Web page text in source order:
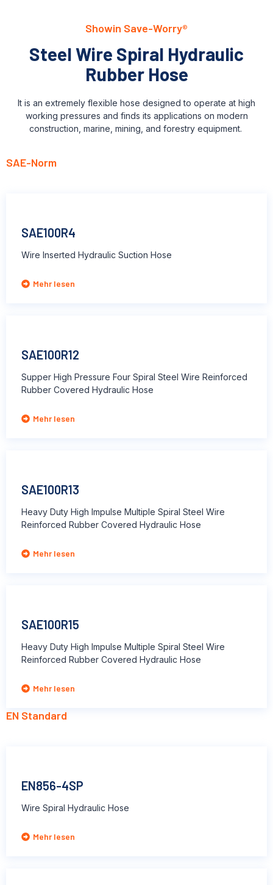
Showin Save-Worry®
Steel Wire Spiral Hydraulic
Rubber Hose
It is an extremely flexible hose designed to operate at high
working pressures and finds its applications on modern
construction, marine, mining, and forestry equipment.
SAE-Norm
SAE100R4
Wire Inserted Hydraulic Suction Hose
Mehr lesen
SAE100R12
Supper High Pressure Four Spiral Steel Wire Reinforced
Rubber Covered Hydraulic Hose
Mehr lesen
SAE100R13
Heavy Duty High Impulse Multiple Spiral Steel Wire
Reinforced Rubber Covered Hydraulic Hose
Mehr lesen
SAE100R15
Heavy Duty High Impulse Multiple Spiral Steel Wire
Reinforced Rubber Covered Hydraulic Hose
Mehr lesen
EN Standard
EN856-4SP
Wire Spiral Hydraulic Hose
Mehr lesen